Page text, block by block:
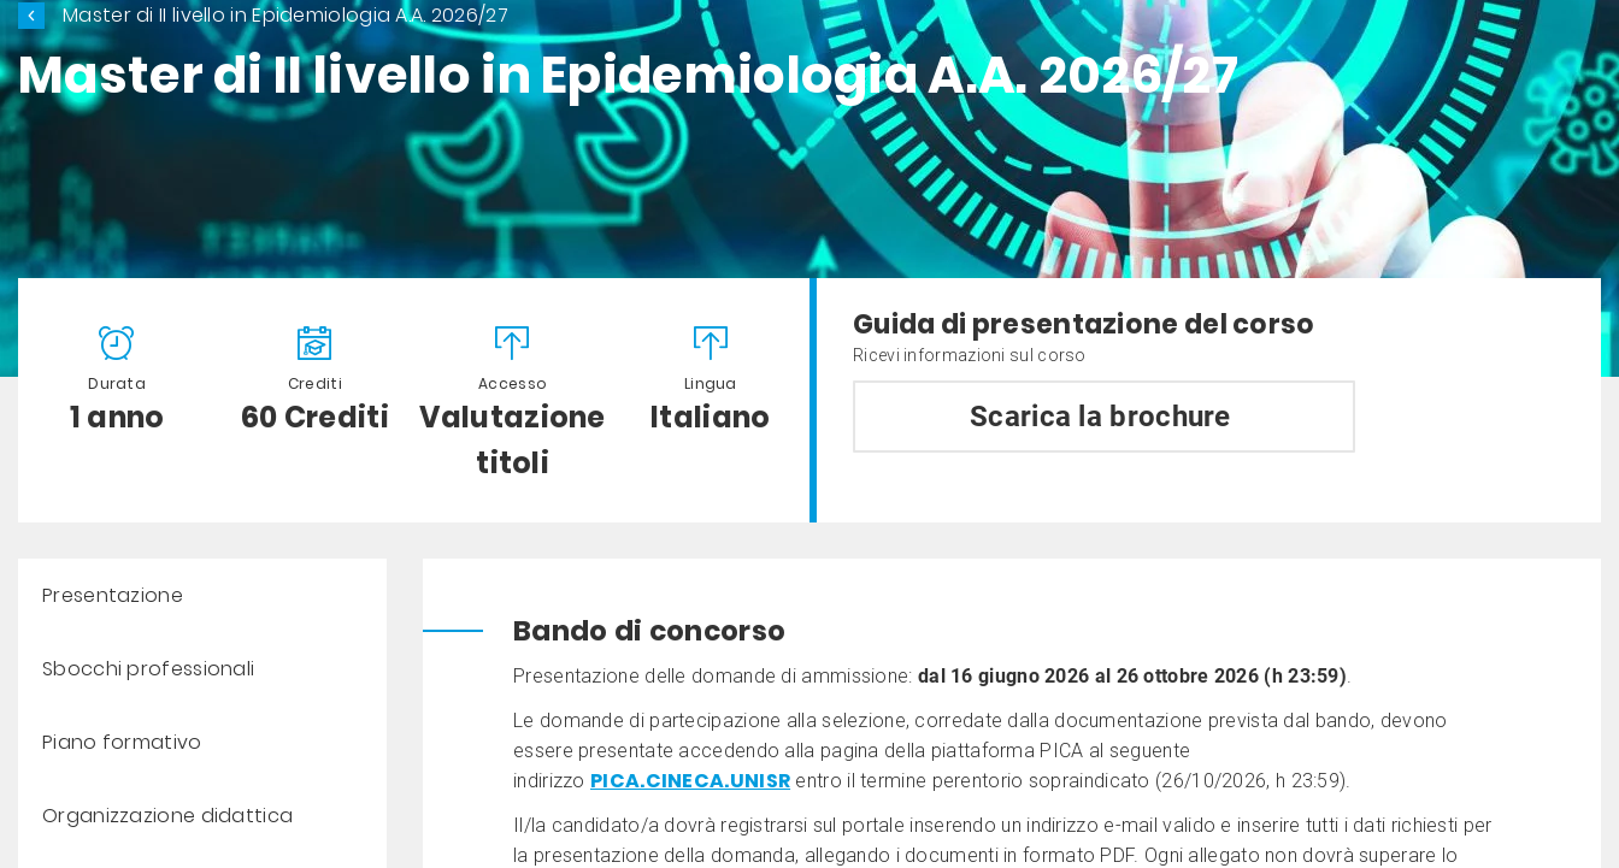
Master di II livello in Epidemiologia A.A. 2026/27
Master di II livello in Epidemiologia A.A. 2026/27
Durata
1 anno
Crediti
60 Crediti
Accesso
Valutazione
titoli
Lingua
Italiano
Guida di presentazione del corso
Ricevi informazioni sul corso
Scarica la brochure
Presentazione
Sbocchi professionali
Piano formativo
Organizzazione didattica
Bando di concorso
Presentazione delle domande di ammissione: dal 16 giugno 2026 al 26 ottobre 2026 (h 23:59).
Le domande di partecipazione alla selezione, corredate dalla documentazione prevista dal bando, devono
essere presentate accedendo alla pagina della piattaforma PICA al seguente
indirizzo PICA.CINECA.UNISR entro il termine perentorio sopraindicato (26/10/2026, h 23:59).
Il/la candidato/a dovrà registrarsi sul portale inserendo un indirizzo e-mail valido e inserire tutti i dati richiesti per
la presentazione della domanda, allegando i documenti in formato PDF. Ogni allegato non dovrà superare lo